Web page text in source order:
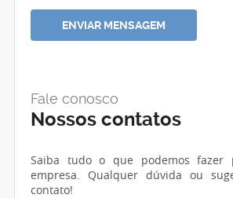
Fale conosco
Nossos contatos
Saiba tudo o que podemos fazer
empresa. Qualquer dúvida ou
contato!